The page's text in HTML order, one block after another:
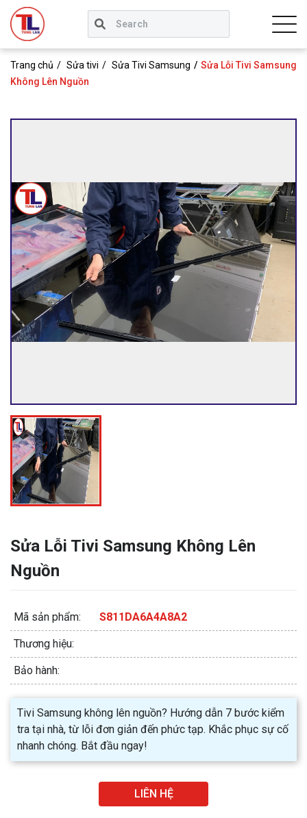
Trang chủ Sửa tivi Sửa Tivi Samsung
Sửa Lỗi Tivi Samsung
Không Lên Nguồn
Sửa Lỗi Tivi Samsung Không Lên
Nguồn
Mã sản phẩm: S811DA6A4A8A2
Thương hiệu:
Bảo hành:
Tivi Samsung không lên nguồn? Hướng dẫn 7 bước kiểm
tra tại nhà, từ lỗi đơn giản đến phức tạp. Khắc phục sự cố
nhanh chóng. Bắt đầu ngay!
LIÊN HỆ